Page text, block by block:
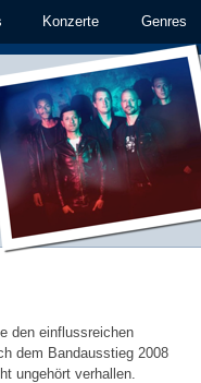
Konzerte Genres
den einflussreichen
dem Bandausstieg 2008
ungehört verhallen.